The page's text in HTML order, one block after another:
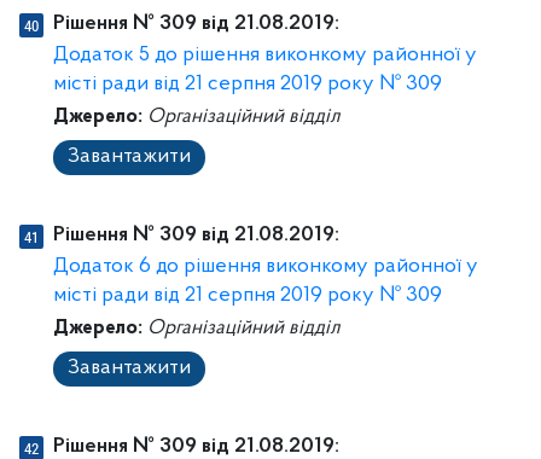
Рішення № 309 від 21.08.2019:
Додаток 5 до рішення виконкому районної у
місті ради від 21 серпня 2019 року № 309
Джерело: Організаційний відділ
Завантажити
Рішення № 309 від 21.08.2019:
Додаток 6 до рішення виконкому районної у
місті ради від 21 серпня 2019 року № 309
Джерело: Організаційний відділ
Завантажити
Рішення № 309 від 21.08.2019: